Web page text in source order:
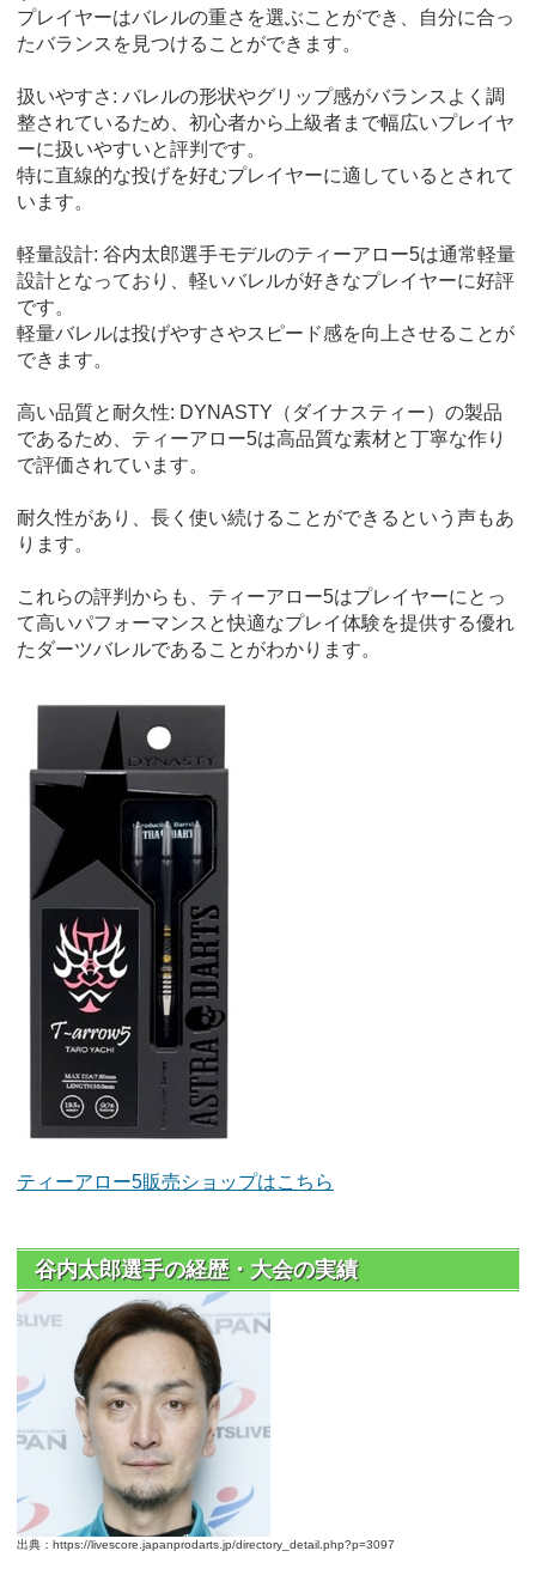
プレイヤーはバレルの重さを選ぶことができ、自分に合っ
たバランスを見つけることができます。
扱いやすさ: バレルの形状やグリップ感がバランスよく調
整されているため、初心者から上級者まで幅広いプレイヤ
ーに扱いやすいと評判です。
特に直線的な投げを好むプレイヤーに適しているとされて
います。
軽量設計: 谷内太郎選手モデルのティーアロー5は通常軽量
設計となっており、軽いバレルが好きなプレイヤーに好評
です。
軽量バレルは投げやすさやスピード感を向上させることが
できます。
高い品質と耐久性: DYNASTY（ダイナスティー）の製品
であるため、ティーアロー5は高品質な素材と丁寧な作り
で評価されています。
耐久性があり、長く使い続けることができるという声もあ
ります。
これらの評判からも、ティーアロー5はプレイヤーにとっ
て高いパフォーマンスと快適なプレイ体験を提供する優れ
たダーツバレルであることがわかります。
ティーアロー5販売ショップはこちら
谷内太郎選手の経歴・大会の実績
出典：https://livescore.japanprodarts.jp/directory_detail.php?p=3097